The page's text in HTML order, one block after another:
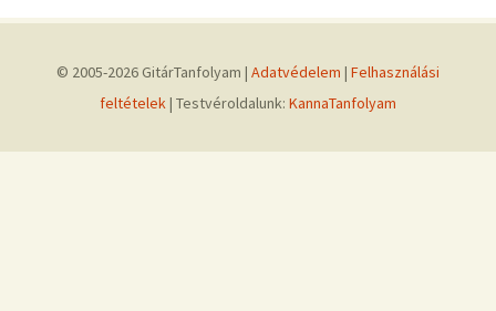
© 2005-2026 GitárTanfolyam | Adatvédelem | Felhasználási
feltételek| Testvéroldalunk: KannaTanfolyam